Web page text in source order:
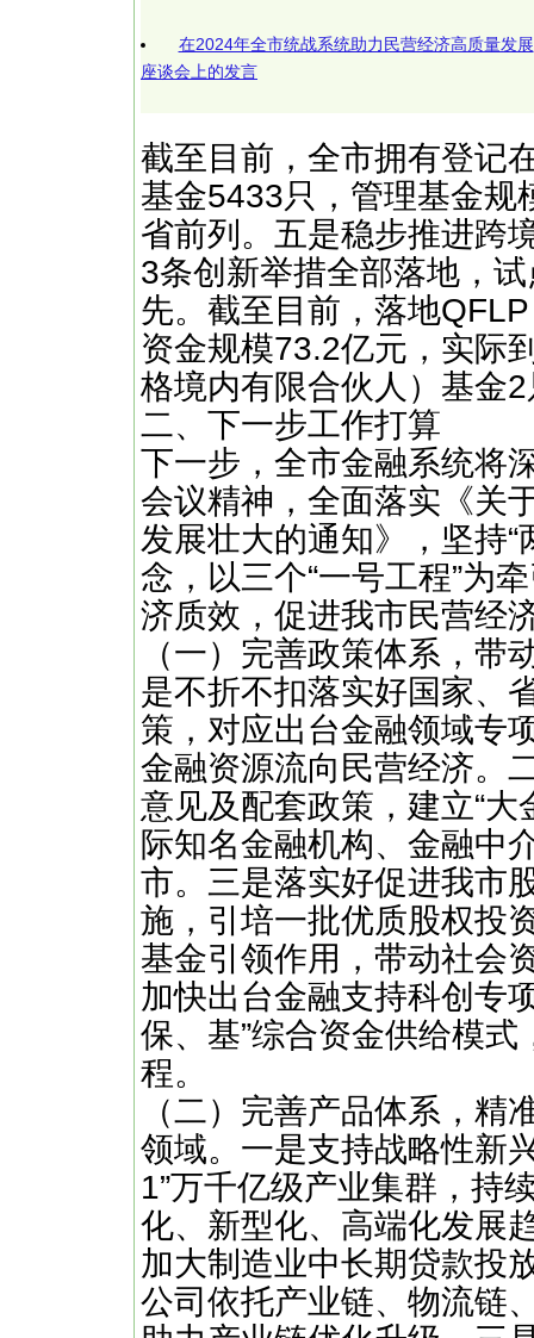
在2024年全市统战系统助力民营经济高质量发展
座谈会上的发言
截至目前，全市拥有登记
基金5433只，管理基金规
省前列。五是稳步推进跨
3条创新举措全部落地，
先。截至目前，落地
资金规模73.2亿元，实际
格境内有限合伙人）基金
二、下一步工作打算
下一步，全市金融系统将
会议精神，全面落实《关
发展壮大的通知》，坚持“
念，以三个“一号工程”为
济质效，促进我市民营经
（一）完善政策体系，带
是不折不扣落实好国家、
策，对应出台金融领域专
金融资源流向民营经济。
意见及配套政策，建立“
际知名金融机构、金融中
市。三是落实好促进我市
施，引培一批优质股权投
基金引领作用，带动社会
加快出台金融支持科创专
保、基”综合资金供给模
程。
（二）完善产品体系，精
领域。一是支持战略性新
1”万千亿级产业集群，持
化、新型化、高端化发展
加大制造业中长期贷款投
公司依托产业链、物流链